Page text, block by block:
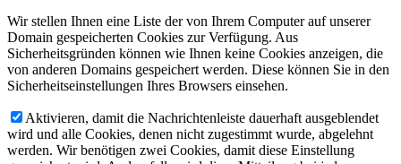
Wir stellen Ihnen eine Liste der von Ihrem Computer auf unserer
Domain gespeicherten Cookies zur Verfügung. Aus
Sicherheitsgründen können wie Ihnen keine Cookies anzeigen, die
von anderen Domains gespeichert werden. Diese können Sie in den
Sicherheitseinstellungen Ihres Browsers einsehen.
Aktivieren, damit die Nachrichtenleiste dauerhaft ausgeblendet
wird und alle Cookies, denen nicht zugestimmt wurde, abgelehnt
werden. Wir benötigen zwei Cookies, damit diese Einstellung